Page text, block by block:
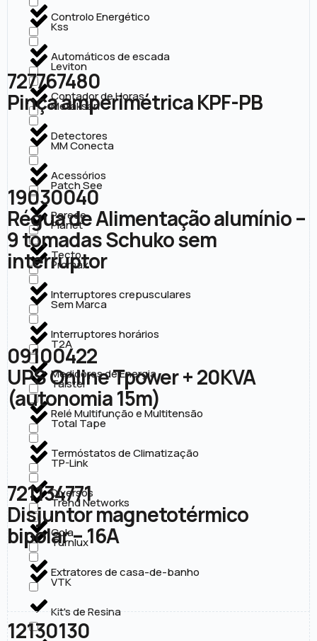
Controlo Energético
Automáticos de escada
Contador de Horas
Detectores
Acessórios
Parede
Tecto
Interruptores crepusculares
Interruptores horários
Medidores de Energia
Relé Multifunção e Multitensão
Termóstatos de Climatização
Diversos
Cola
Extratores de casa-de-banho
Kit's de Resina
Kss
Leviton
Metaksan
MM Conecta
Patch See
Planet
Promax
Sem Marca
T2A
Taistel
Total Tape
TP-Link
Trend Networks
Turnlux
VTK
727767480
Pinça amperimétrica KPF-PB
19030040
Régua de Alimentação alumínio –
9 tomadas Schuko sem
interruptor
09100422
UPS Online Tpower + 20KVA
(autonomia 15m)
721134771
Disjuntor magnetotérmico
bipolar – 16A
12130130